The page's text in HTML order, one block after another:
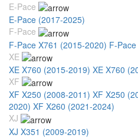
E-Pace
E-Pace (2017-2025)
F-Pace
F-Pace X761 (2015-2020) F-
XE
XE X760 (2015-2019) XE X760
XF
XF X250 (2008-2011) XF X250
2020) XF X260 (2021-2024)
XJ
XJ X351 (2009-2019)